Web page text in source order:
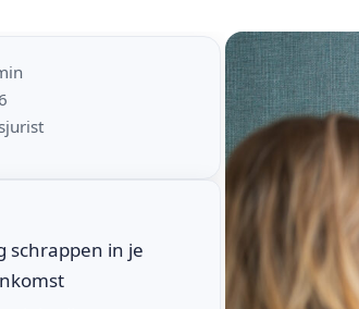
schrappen in je